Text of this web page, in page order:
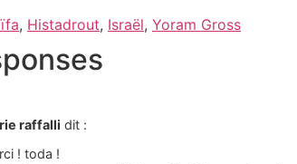
, Histadrout, Israël, Yoram Gross
raffalli dit :
! toda !